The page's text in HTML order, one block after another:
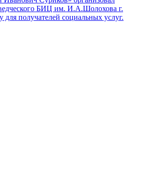
БИЦ им. И.А.Шолохова г.
для получателей социальных услуг.